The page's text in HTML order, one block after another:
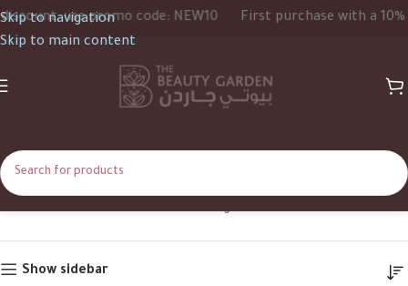
Skip to navigation
Skip to main content
use promo code: NEW10 First purchase with a 10%
Panthenol Home Product Ingredients Panthenol
Show sidebar